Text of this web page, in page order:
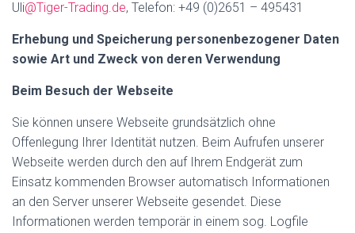
Uli@Tiger-Trading.de, Telefon: +49 (0)2651 – 495431
Erhebung und Speicherung personenbezogener Daten
sowie Art und Zweck von deren Verwendung
Beim Besuch der Webseite
Sie können unsere Webseite grundsätzlich ohne
Offenlegung Ihrer Identität nutzen. Beim Aufrufen unserer
Webseite werden durch den auf Ihrem Endgerät zum
Einsatz kommenden Browser automatisch Informationen
an den Server unserer Webseite gesendet. Diese
Informationen werden temporär in einem sog. Logfile